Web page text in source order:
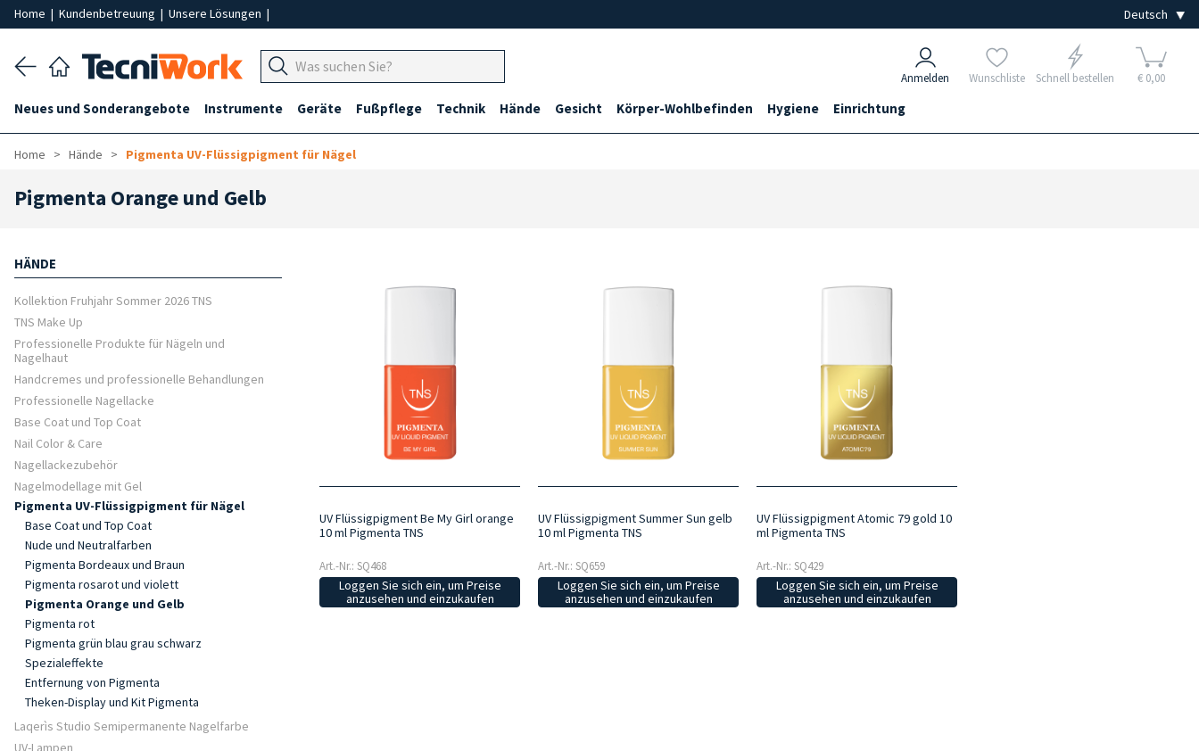
Home | Kundenbetreuung | Unsere Lösungen |
Anmelden Wunschliste Schnell bestellen € 0,00
Neues und Sonderangebote Instrumente Geräte Fußpflege Technik Hände Gesicht Körper-Wohlbefinden Hygiene Einrichtung
Home Hände Pigmenta UV-Flüssigpigment für Nägel
Pigmenta Orange und Gelb
HÄNDE
Kollektion Fruhjahr Sommer 2026 TNS
TNS Make Up
Professionelle Produkte für Nägeln und
Nagelhaut
Handcremes und professionelle Behandlungen
Professionelle Nagellacke
Base Coat und Top Coat
Nail Color & Care
Nagellackezubehör
Nagelmodellage mit Gel
Pigmenta UV-Flüssigpigment für Nägel
Base Coat und Top Coat
Nude und Neutralfarben
Pigmenta Bordeaux und Braun
Pigmenta rosarot und violett
Pigmenta Orange und Gelb
Pigmenta rot
Pigmenta grün blau grau schwarz
Spezialeffekte
Entfernung von Pigmenta
Theken-Display und Kit Pigmenta
Laqerìs Studio Semipermanente Nagelfarbe
UV-Lampen
UV Flüssigpigment Be My Girl orange
10 ml Pigmenta TNS
Art.-Nr.: SQ468
Loggen Sie sich ein, um Preise
anzusehen und einzukaufen
UV Flüssigpigment Summer Sun gelb
10 ml Pigmenta TNS
Art.-Nr.: SQ659
Loggen Sie sich ein, um Preise
anzusehen und einzukaufen
UV Flüssigpigment Atomic 79 gold 10
ml Pigmenta TNS
Art.-Nr.: SQ429
Loggen Sie sich ein, um Preise
anzusehen und einzukaufen